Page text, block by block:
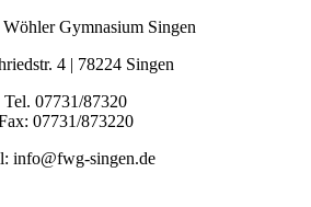
Gymnasium Singen
4 | 78224 Singen
Tel. 07731/87320
07731/873220
info@fwg-singen.de